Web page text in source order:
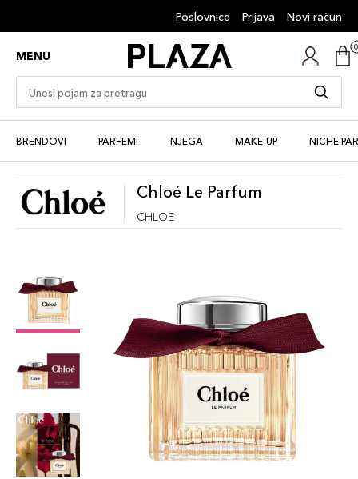
Poslovnice Prijava Novi račun
MENU
BRENDOVI PARFEMI NJEGA MAKE-UP NICHE
Chloé Le Parfum
CHLOE